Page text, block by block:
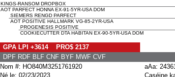
KINGS-RANSOM DROPBOX
AOT PARFECT HONNA EX-91-5YR-USA DOM
SIEMERS RENGD PARFECT
AOT POSITIVE HALLMARK VG-85-2YR-USA
PROGENESIS POSITIVE
COOKIECUTTER DTA HABITAN EX-90-5YR-USA DOM
GPA LPI +3614 PRO$ 2137
DPF RDF BLF CNF BYF MWF CVF
Nom #: HO840M3251761920
aAa:
Né le: 02/23/2023
Caséine